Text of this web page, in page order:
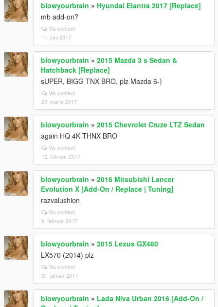
blowyourbrain » Hyundai Elantra 2017 [Replace]
mb add-on?
Vis context
11. juni 2017
blowyourbrain » 2015 Mazda 3 s Sedan &
Hatchback [Replace]
sUPER, BIGG TNX BRO, plz Mazda 6-)
Vis context
25. marts 2017
blowyourbrain » 2015 Chevrolet Cruze LTZ Sedan
again HQ 4K THNX BRO
Vis context
12. februar 2017
blowyourbrain » 2016 Mitsubishi Lancer
Evolution X [Add-On / Replace | Tuning]
razvalushion
Vis context
9. februar 2017
blowyourbrain » 2015 Lexus GX460
LX570 (2014) plz
Vis context
21. januar 2017
blowyourbrain » Lada Niva Urban 2016 [Add-On /